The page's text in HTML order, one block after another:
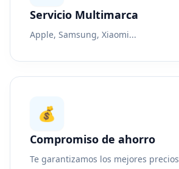
Servicio Multimarca
Apple, Samsung, Xiaomi...
💰
Compromiso de ahorro
Te garantizamos los mejores precios